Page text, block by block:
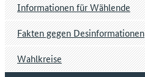
Informationen für Wählende
Fakten gegen Desinformationen
Wahlkreise